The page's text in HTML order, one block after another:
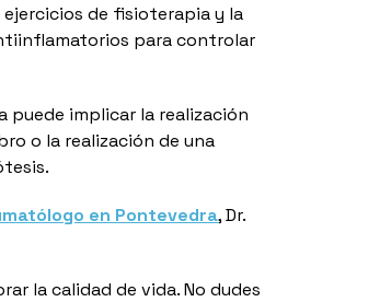
de fisioterapia y la
para controlar
puede implicar la realización
o la realización de una
en Pontevedra, Dr.
la calidad de vida. No dudes